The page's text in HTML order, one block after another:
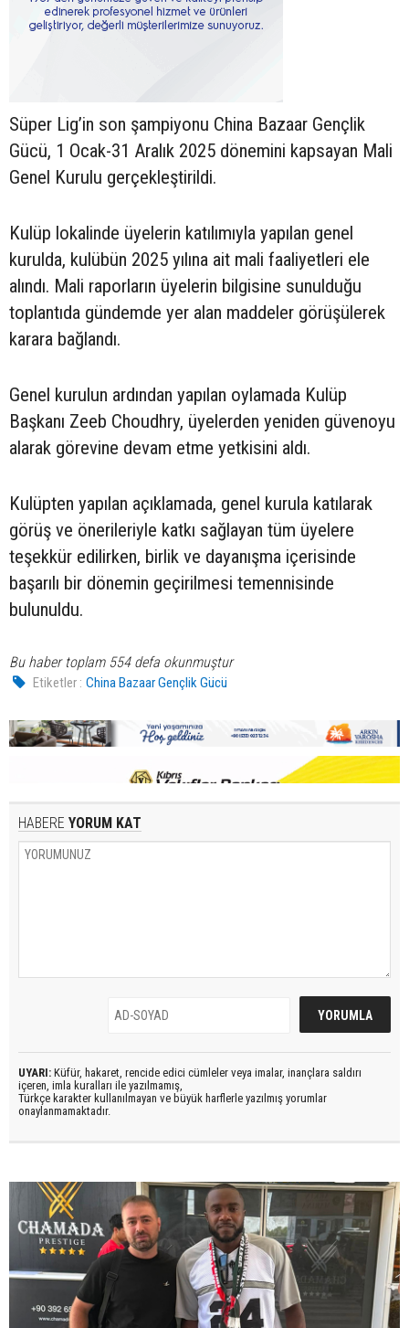
Süper Lig’in son şampiyonu China Bazaar Gençlik
Gücü, 1 Ocak-31 Aralık 2025 dönemini kapsayan Mali
Genel Kurulu gerçekleştirildi.
Kulüp lokalinde üyelerin katılımıyla yapılan genel
kurulda, kulübün 2025 yılına ait mali faaliyetleri ele
alındı. Mali raporların üyelerin bilgisine sunulduğu
toplantıda gündemde yer alan maddeler görüşülerek
karara bağlandı.
Genel kurulun ardından yapılan oylamada Kulüp
Başkanı Zeeb Choudhry, üyelerden yeniden güvenoyu
alarak görevine devam etme yetkisini aldı.
Kulüpten yapılan açıklamada, genel kurula katılarak
görüş ve önerileriyle katkı sağlayan tüm üyelere
teşekkür edilirken, birlik ve dayanışma içerisinde
başarılı bir dönemin geçirilmesi temennisinde
bulunuldu.
Bu haber toplam 554 defa okunmuştur
Etiketler : China Bazaar Gençlik Gücü
HABERE YORUM KAT
UYARI: Küfür, hakaret, rencide edici cümleler veya imalar, inançlara saldırı
içeren, imla kuralları ile yazılmamış,
Türkçe karakter kullanılmayan ve büyük harflerle yazılmış yorumlar
onaylanmamaktadır.